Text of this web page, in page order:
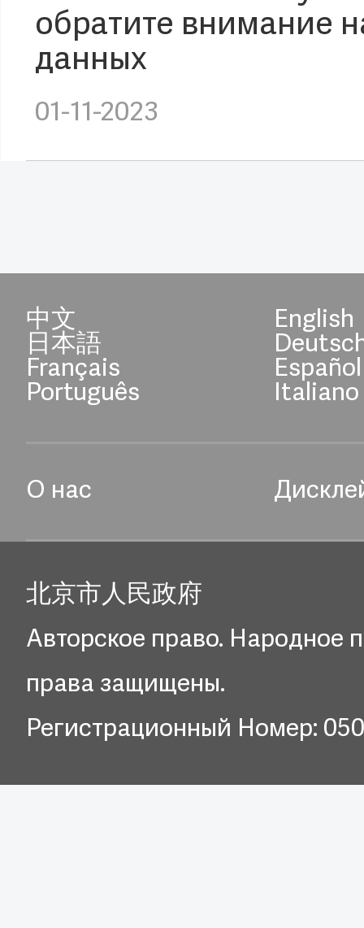
обратите внимание
данных
01-11-2023
中文 English
日本語
Français Español
Português Italiano
О нас
北京市人民政府
Авторское право. Народное
права защищены.
Регистрационный Номер: